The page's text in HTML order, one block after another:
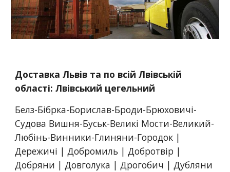
Доставка Львів та по всій Лвівській
області: Лвівський цегельний
Белз-Бібрка-Борислав-Броди-Брюховичі-
Судова Вишня-Буськ-Великі Мости-Великий-
Любінь-Винники-Глиняни-Городок |
Дережичі | Добромиль | Добротвір |
Добряни | Довголука | Дрогобич | Дубляни